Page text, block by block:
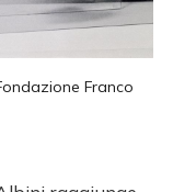
Franco